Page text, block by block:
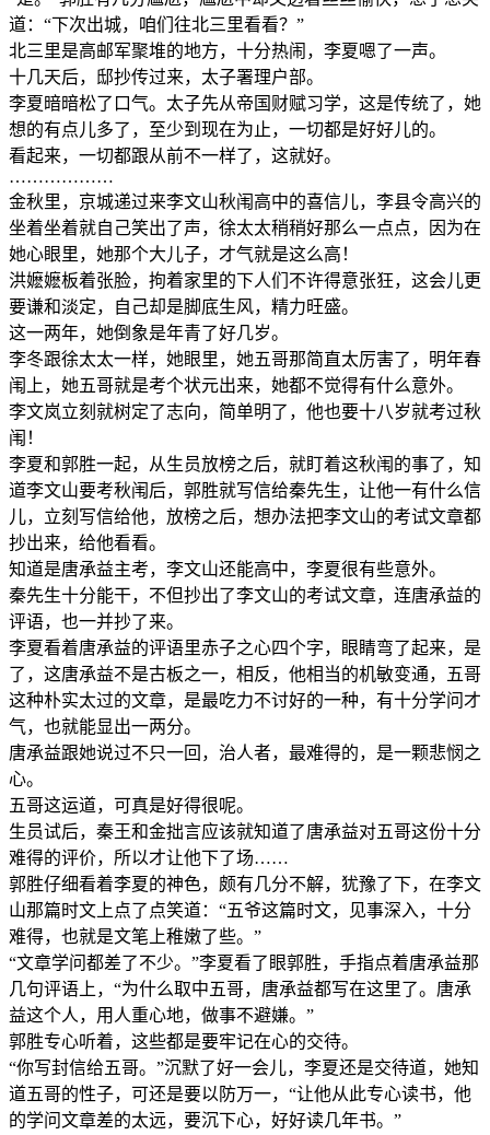
道：“下次出城，咱们往北三里看看？”
北三里是高邮军聚堆的地方，十分热闹，李夏嗯了一声。
十几天后，邸抄传过来，太子署理户部。
李夏暗暗松了口气。太子先从帝国财赋习学，这是传统了，她
想的有点儿多了，至少到现在为止，一切都是好好儿的。
看起来，一切都跟从前不一样了，这就好。
………………
金秋里，京城递过来李文山秋闱高中的喜信儿，李县令高兴的
坐着坐着就自己笑出了声，徐太太稍稍好那么一点点，因为在
她心眼里，她那个大儿子，才气就是这么高！
洪嬷嬷板着张脸，拘着家里的下人们不许得意张狂，这会儿更
要谦和淡定，自己却是脚底生风，精力旺盛。
这一两年，她倒象是年青了好几岁。
李冬跟徐太太一样，她眼里，她五哥那简直太厉害了，明年春
闱上，她五哥就是考个状元出来，她都不觉得有什么意外。
李文岚立刻就树定了志向，简单明了，他也要十八岁就考过秋
闱！
李夏和郭胜一起，从生员放榜之后，就盯着这秋闱的事了，知
道李文山要考秋闱后，郭胜就写信给秦先生，让他一有什么信
儿，立刻写信给他，放榜之后，想办法把李文山的考试文章都
抄出来，给他看看。
知道是唐承益主考，李文山还能高中，李夏很有些意外。
秦先生十分能干，不但抄出了李文山的考试文章，连唐承益的
评语，也一并抄了来。
李夏看着唐承益的评语里赤子之心四个字，眼睛弯了起来，是
了，这唐承益不是古板之一，相反，他相当的机敏变通，五哥
这种朴实太过的文章，是最吃力不讨好的一种，有十分学问才
气，也就能显出一两分。
唐承益跟她说过不只一回，治人者，最难得的，是一颗悲悯之
心。
五哥这运道，可真是好得很呢。
生员试后，秦王和金拙言应该就知道了唐承益对五哥这份十分
难得的评价，所以才让他下了场……
郭胜仔细看着李夏的神色，颇有几分不解，犹豫了下，在李文
山那篇时文上点了点笑道：“五爷这篇时文，见事深入，十分
难得，也就是文笔上稚嫩了些。”
“文章学问都差了不少。”李夏看了眼郭胜，手指点着唐承益那
几句评语上，“为什么取中五哥，唐承益都写在这里了。唐承
益这个人，用人重心地，做事不避嫌。”
郭胜专心听着，这些都是要牢记在心的交待。
“你写封信给五哥。”沉默了好一会儿，李夏还是交待道，她知
道五哥的性子，可还是要以防万一，“让他从此专心读书，他
的学问文章差的太远，要沉下心，好好读几年书。”